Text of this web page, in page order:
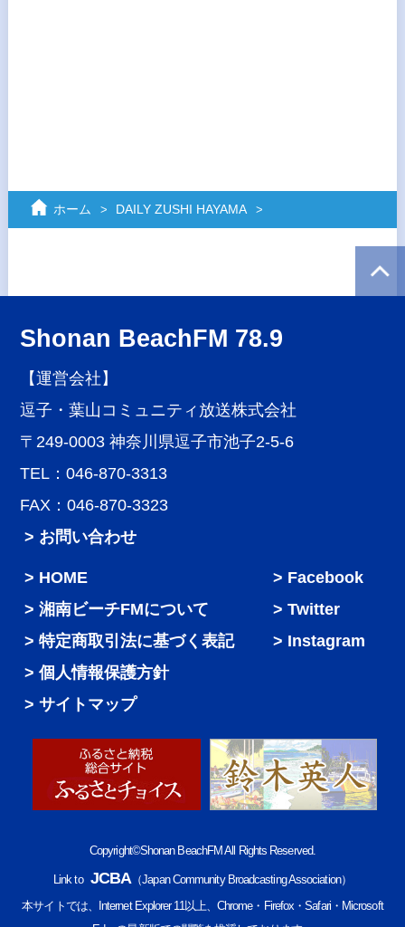
ホーム DAILY ZUSHI HAYAMA
Shonan BeachFM 78.9
【運営会社】
逗子・葉山コミュニティ放送株式会社
〒249-0003 神奈川県逗子市池子2-5-6
TEL：046-870-3313
FAX：046-870-3323
> お問い合わせ
HOME
湘南ビーチFMについて
特定商取引法に基づく表記
個人情報保護方針
サイトマップ
Facebook
Twitter
Instagram
Copyright©Shonan BeachFM All Rights Reserved.
Link to JCBA（Japan Community Broadcasting Association）
本サイトでは、Internet Explorer 11以上、Chrome・Firefox・Safari・Microsoft